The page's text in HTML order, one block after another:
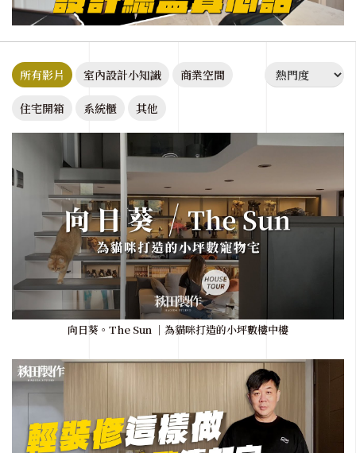
所有影片 室內設計小知識 商業空間
住宅開箱 系統櫃 其他
向日葵。The Sun ｜為貓咪打造的小坪數樓中樓